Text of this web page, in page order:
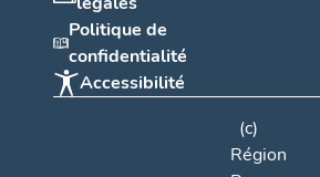
Politique de
confidentialité
Accessibilité
(c)
Région